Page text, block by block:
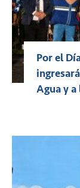
Por el
Agua y